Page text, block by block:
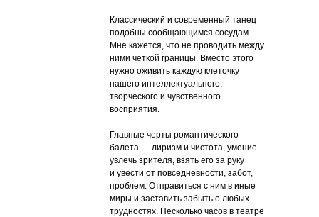
Классический и современный танец
подобны сообщающимся сосудам.
Мне кажется, что не проводить между
ними четкой границы. Вместо этого
нужно оживить каждую клеточку
нашего интеллектуального,
творческого и чувственного
восприятия.
Главные черты романтического
балета — лиризм и чистота, умение
увлечь зрителя, взять его за руку
и увести от повседневности, забот,
проблем. Отправиться с ним в иные
миры и заставить забыть о любых
трудностях. Несколько часов в театре